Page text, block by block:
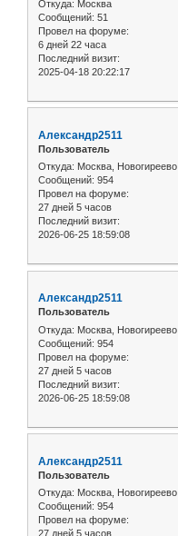
Откуда: Москва
Сообщений: 51
Провел на форуме:
6 дней 22 часа
Последний визит:
2025-04-18 20:22:17
Александр2511
Пользователь
Откуда: Москва, Новогиреево
Сообщений: 954
Провел на форуме:
27 дней 5 часов
Последний визит:
2026-06-25 18:59:08
Александр2511
Пользователь
Откуда: Москва, Новогиреево
Сообщений: 954
Провел на форуме:
27 дней 5 часов
Последний визит:
2026-06-25 18:59:08
Александр2511
Пользователь
Откуда: Москва, Новогиреево
Сообщений: 954
Провел на форуме:
27 дней 5 часов